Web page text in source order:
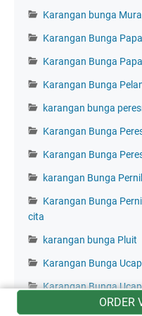
ORDER
Karangan bunga
Karangan Bunga
Karangan Bunga
Karangan Bunga
karangan bunga
Karangan Bunga
Karangan Bunga
karangan Bunga
Karangan Bunga
cita
karangan bunga Pluit
Karangan Bunga
Karangan Bunga
Selamatt Ulang Tahun